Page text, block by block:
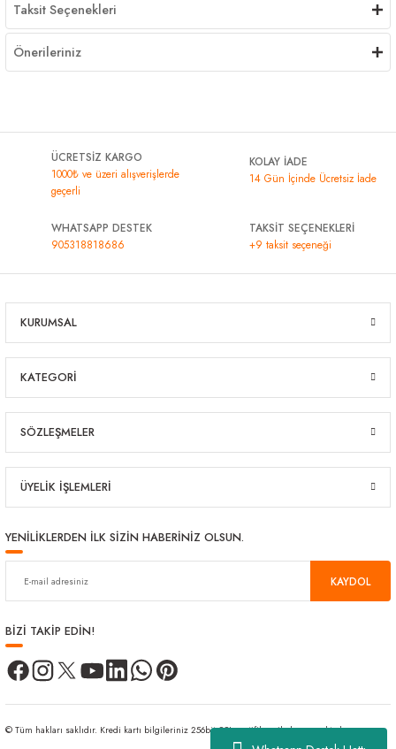
Taksit Seçenekleri
Önerileriniz
ÜCRETSİZ KARGO
1000₺ ve üzeri alışverişlerde
geçerli
KOLAY İADE
14 Gün İçinde Ücretsiz İade
WHATSAPP DESTEK
905318818686
TAKSİT SEÇENEKLERİ
+9 taksit seçeneği
KURUMSAL
KATEGORİ
SÖZLEŞMELER
ÜYELİK İŞLEMLERİ
YENİLİKLERDEN İLK SİZİN HABERİNİZ OLSUN.
KAYDOL
BİZİ TAKİP EDİN!
© Tüm hakları saklıdır. Kredi kartı bilgileriniz 256bit SSL sertifikası ile korunmaktadır.